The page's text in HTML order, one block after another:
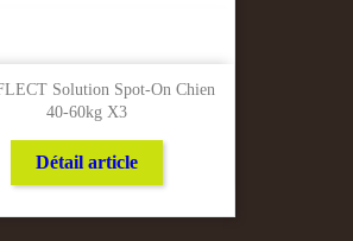
Solution Spot-On Chien
40-60kg X3
Détail article